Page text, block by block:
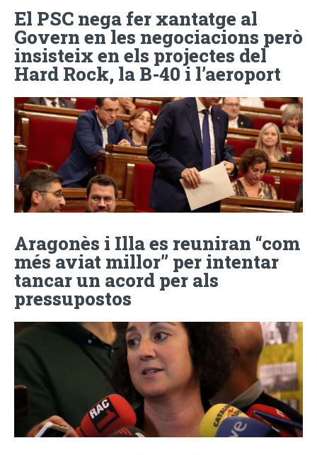
El PSC nega fer xantatge al
Govern en les negociacions però
insisteix en els projectes del
Hard Rock, la B-40 i l’aeroport
Aragonès i Illa es reuniran “com
més aviat millor” per intentar
tancar un acord per als
pressupostos